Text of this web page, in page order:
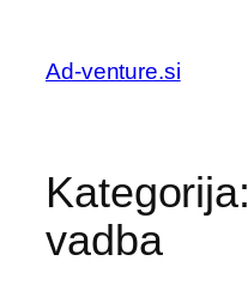
vsebino
Ad-venture.si
Kategorija:
vadba